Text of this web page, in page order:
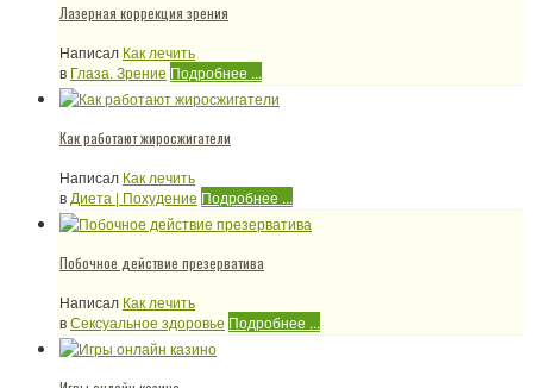
Лазерная коррекция зрения
Написал Как лечить
в Глаза. Зрение Подробнее ...
Как работают жиросжигатели
Написал Как лечить
в Диета | Похудение Подробнее ...
Побочное действие презерватива
Написал Как лечить
вСексуальное здоровье Подробнее ...